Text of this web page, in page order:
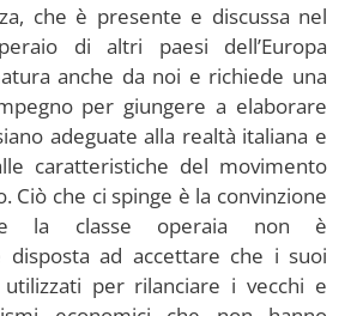
che è presente e discussa nel
di altri paesi dell’Europa
anche da noi e richiede una
per giungere a elaborare
adeguate alla realtà italiana e
caratteristiche del movimento
Ciò che ci spinge è la convinzione
la classe operaia non è
disposta ad accettare che i suoi
utilizzati per rilanciare i vecchi e